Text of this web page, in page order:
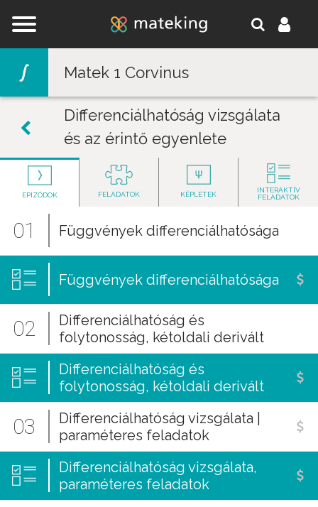
Matek 1 Corvinus
Differenciálhatóság vizsgálata
és az érintő egyenlete
EPIZÓDOK FELADATOK KÉPLETEK
INTERAKTÍV
FELADATOK
01 Függvények differenciálhatósága
Függvények differenciálhatósága
02
Differenciálhatóság és
folytonosság, kétoldali derivált
Differenciálhatóság és
folytonosság, kétoldali derivált
03
Differenciálhatóság vizsgálata |
paraméteres feladatok
Differenciálhatóság vizsgálata,
paraméteres feladatok